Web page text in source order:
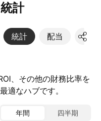
計
統計 配当 決算
、その他の財務比率を
適なハブです。
年間 四半期